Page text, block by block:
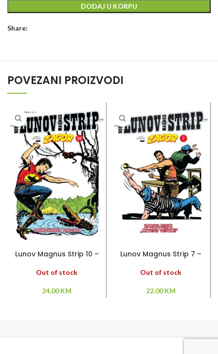
DODAJ U KORPU
Share:
POVEZANI PROIZVODI
Lunov Magnus Strip 10 –
Out of stock
24,00KM
Lunov Magnus Strip 7 –
vještice”
Out of stock
22,00KM